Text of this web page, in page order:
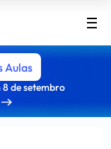
Aulas
8 de setembro